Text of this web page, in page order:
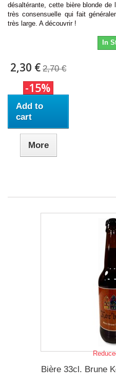
désaltérante, cette bière blonde de
très consensuelle qui fait
très large. A découvrir !
In
2,30 € 2,70 €
-15%
Add to
cart
More
Bière 33cl. Brune